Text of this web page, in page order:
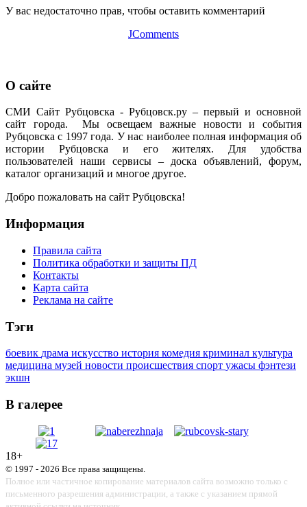
У вас недостаточно прав, чтобы оставить комментарий
JComments
О сайте
СМИ Сайт Рубцовска - Рубцовск.ру – первый и основной
сайт города. Мы освещаем важные новости и события
Рубцовска с 1997 года. У нас наиболее полная информация об
истории Рубцовска и его жителях. Для удобства
пользователей наши сервисы – доска объявлений, форум,
каталог организаций и многое другое.
Добро пожаловать на сайт Рубцовска!
Информация
Правила сайта
Политика обработки и защиты ПД
Контакты
Карта сайта
Реклама на сайте
Тэги
боевик драма искусство история комедия криминал культура
медицина музей новости происшествия спорт ужасы фэнтези
экшн
В галерее
18+
© 1997 - 2026 Все права защищены.
Полное или частичное копирование материалов сайта возможно только с
письменного разрешения администрации, а также с указанием прямой